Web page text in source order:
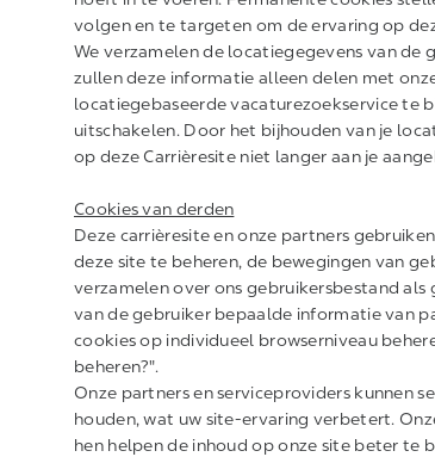
volgen en te targeten om de ervaring op
We verzamelen de locatiegegevens van de
zullen deze informatie alleen delen met
locatiegebaseerde vacaturezoekservice te
uitschakelen. Door het bijhouden van je
op deze Carrièresite niet langer aan je
Cookies van derden
Deze carrièresite en onze partners
deze site te beheren, de bewegingen van
verzamelen over ons gebruikersbestand
van de gebruiker bepaalde informatie van
cookies op individueel browserniveau
beheren?".
Onze partners en serviceproviders kunnen
houden, wat uw site-ervaring verbetert.
hen helpen de inhoud op onze site beter te